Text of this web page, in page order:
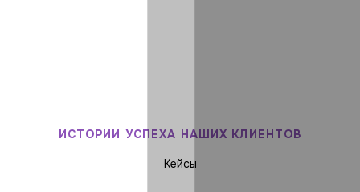
ИСТОРИИ УСПЕХА НАШИХ КЛИЕНТОВ
Кейсы